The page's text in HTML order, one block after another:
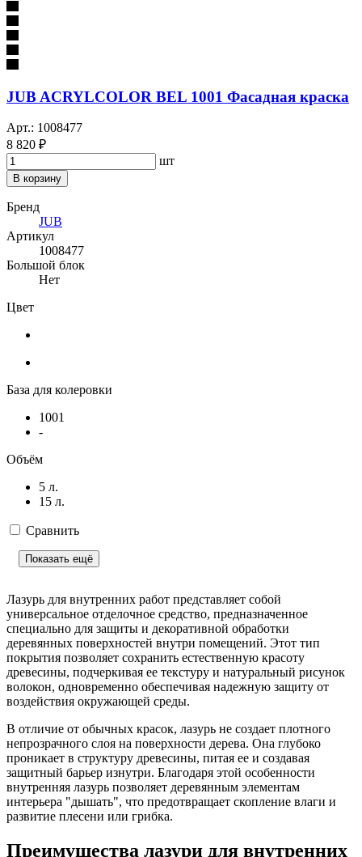
JUB ACRYLCOLOR BEL 1001 Фасадная краска
Арт.: 1008477
8 820 ₽
шт
В корзину
Бренд
JUB
Артикул
1008477
Большой блок
Нет
Цвет
База для колеровки
1001
-
Объём
5 л.
15 л.
Сравнить
Показать ещё
Лазурь для внутренних работ представляет собой
универсальное отделочное средство, предназначенное
специально для защиты и декоративной обработки
деревянных поверхностей внутри помещений. Этот тип
покрытия позволяет сохранить естественную красоту
древесины, подчеркивая ее текстуру и натуральный рисунок
волокон, одновременно обеспечивая надежную защиту от
воздействия окружающей среды.
В отличие от обычных красок, лазурь не создает плотного
непрозрачного слоя на поверхности дерева. Она глубоко
проникает в структуру древесины, питая ее и создавая
защитный барьер изнутри. Благодаря этой особенности
внутренняя лазурь позволяет деревянным элементам
интерьера "дышать", что предотвращает скопление влаги и
развитие плесени или грибка.
Преимущества лазури для внутренних